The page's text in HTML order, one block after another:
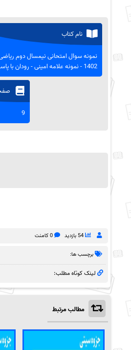
نام کتاب
1402 - نمونه علامه امینی - رودان با پاسخ ـ جلالی
9
54 بازدید 0 کامنت
برچسب ها:
لینک کوتاه مطلب:
مطالب مرتبط